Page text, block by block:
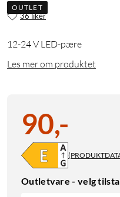
OUTLET
36 liker
12-24 V LED-pære
Les mer om produktet
90,-
Outletvare - velg